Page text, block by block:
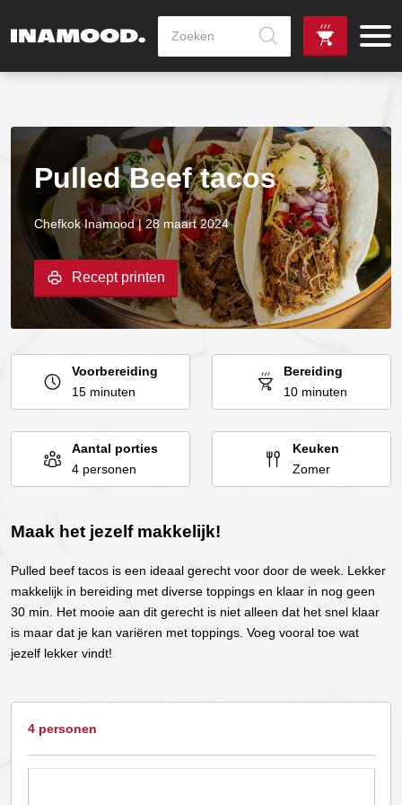
leverdag
mogelijk
vanaf €100,-
Pulled Beef tacos
Chefkok Inamood | 28 maart 2024
Recept printen
Voorbereiding
15 minuten
Bereiding
10 minuten
Aantal porties
4 personen
Keuken
Zomer
Maak het jezelf makkelijk!
Pulled beef tacos is een ideaal gerecht voor door de week. Lekker
makkelijk in bereiding met diverse toppings en klaar in nog geen
30 min. Het mooie aan dit gerecht is niet alleen dat het snel klaar
is maar dat je kan variëren met toppings. Voeg vooral toe wat
jezelf lekker vindt!
4 personen